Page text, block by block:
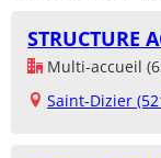
STRUCTURE
Multi-accueil
Saint-Dizier